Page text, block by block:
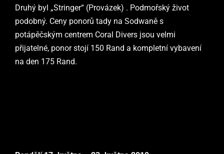
Druhý byl „Stringer“ (Provázek) . Podmořský život
podobný. Ceny ponorů tady na Sodwaně s
potápěčským centrem Coral Divers jsou velmi
přijatelné, ponor stojí 150 Rand a kompletní vybavení
na den 175 Rand.